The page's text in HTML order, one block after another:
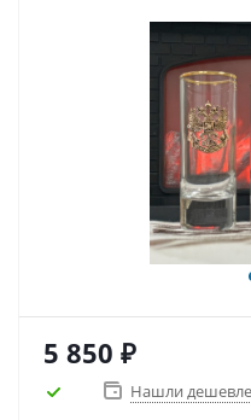
5 850 ₽
Нашли